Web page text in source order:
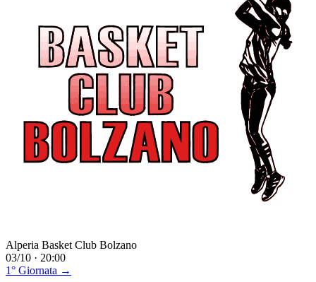
Alperia Basket Club Bolzano
03/10 · 20:00
1° Giornata →